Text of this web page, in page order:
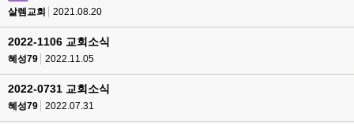
살렘교회 2021.08.20
2022-1106 교회소식
혜성79 2022.11.05
2022-0731 교회소식
혜성79 2022.07.31